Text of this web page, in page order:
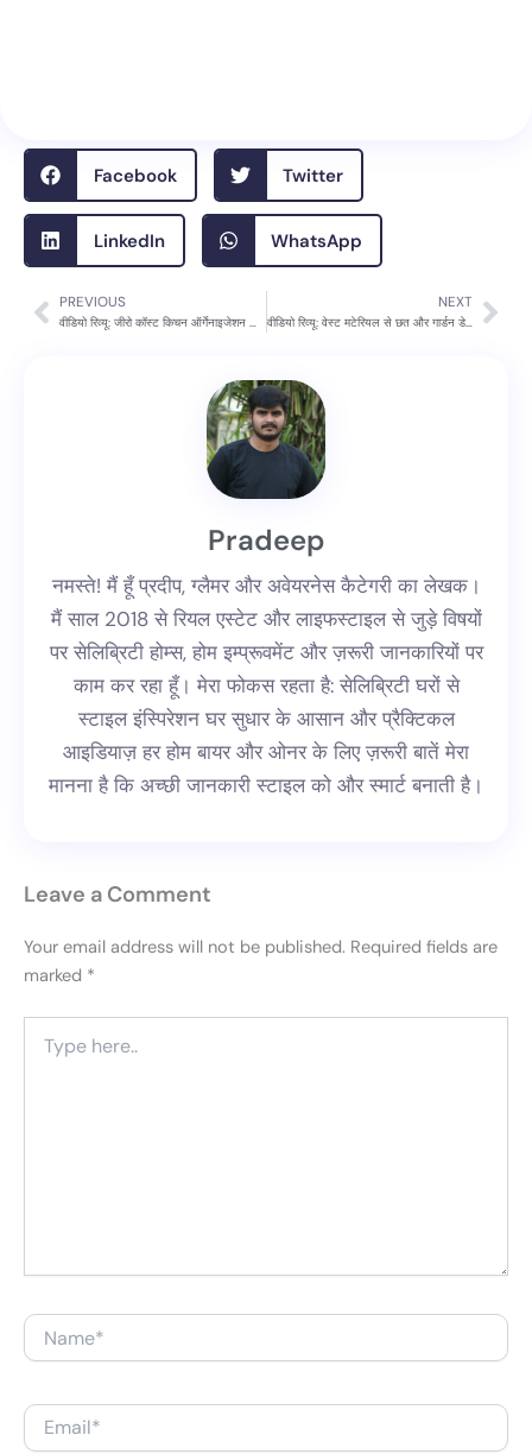
Facebook Twitter
LinkedIn WhatsApp
Prev
PREVIOUS
वीडियो रिव्यू: जीरो कॉस्ट किचन ऑर्गेनाइजेशन आइडियाज – स्पेस सेविंग और रेंटल फ्रेंडली हैक्स
NEXT
वीडियो रिव्यू: वेस्ट मटेरियल से छत और गार्डन डेकोर – अर्चना जी के कमाल के DIY आइडियाज
Pradeep
नमस्ते! मैं हूँ प्रदीप, ग्लैमर और अवेयरनेस कैटेगरी का लेखक।
मैं साल 2018 से रियल एस्टेट और लाइफस्टाइल से जुड़े विषयों
पर सेलिब्रिटी होम्स, होम इम्प्रूवमेंट और ज़रूरी जानकारियों पर
काम कर रहा हूँ। मेरा फोकस रहता है: सेलिब्रिटी घरों से
स्टाइल इंस्पिरेशन घर सुधार के आसान और प्रैक्टिकल
आइडियाज़ हर होम बायर और ओनर के लिए ज़रूरी बातें मेरा
मानना है कि अच्छी जानकारी स्टाइल को और स्मार्ट बनाती है।
Leave a Comment
Your email address will not be published. Required fields are
marked *
here..
Name*
Email*